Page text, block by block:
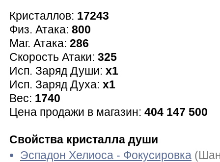
Кристаллов: 17243
Физ. Атака: 800
Маг. Атака: 286
Скорость Атаки: 325
Исп. Заряд Души: x1
Исп. Заряд Духа: x1
Вес: 1740
Цена продажи в магазин: 404 147 500
Свойства кристалла души
Эспадон Хелиоса - Фокусировка